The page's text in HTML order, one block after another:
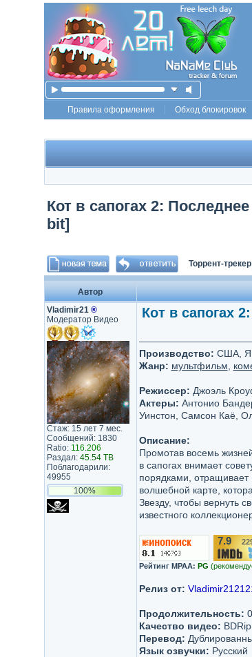
Правила оформления Обход блокировок
Кот в сапогах 2:
bit]
Торрент-
Автор
Vladimir21 ®
Модератор Видео
Стаж: 15 лет 7 мес.
Сообщений: 1830
Ratio: 116.206
Раздал: 45.54 TB
Поблагодарили:
49955
100%
Кот в сапогах
Производство: США,
Жанр: мультфильм
Режиссер: Джоэль
Актеры: Антонио
Уинстон, Самсон Каё,
Описание:
Промотав восемь
в сапогах внимает
порядками, отращивает
волшебной карте,
Звезду, чтобы вернуть
известного
7.9/10
Рейтинг MPAA: PG
Релиз от:
Продолжительность:
Качество видео: BDRip
Перевод:
Язык озвучки: Русский